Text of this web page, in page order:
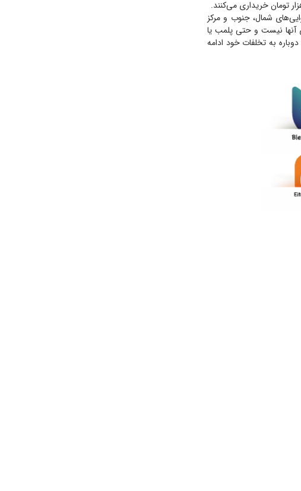
شمال، جنوب و مرکز
آنها نیست و حتی پلمب یا
به تخلفات خود ادامه